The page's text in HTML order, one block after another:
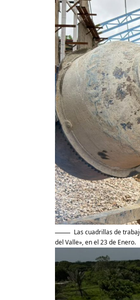
Las cuadrillas de
del Valle», en el 23 de Enero.